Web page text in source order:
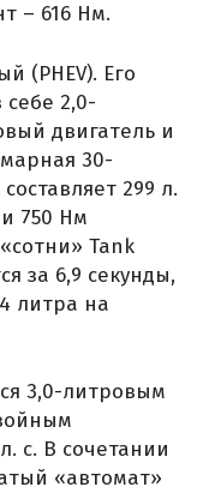
– 616 Нм.
(PHEV). Его
себе 2,0-
двигатель и
30-
299 л.
и 750 Нм
Tank
за 6,9 секунды,
литра на
3,0-литровым
с. В сочетании
«автомат»